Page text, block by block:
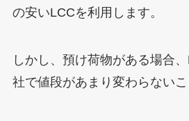
の安いLCCを利用します。
しかし、預け荷物がある場合
社で値段があまり変わらないこ